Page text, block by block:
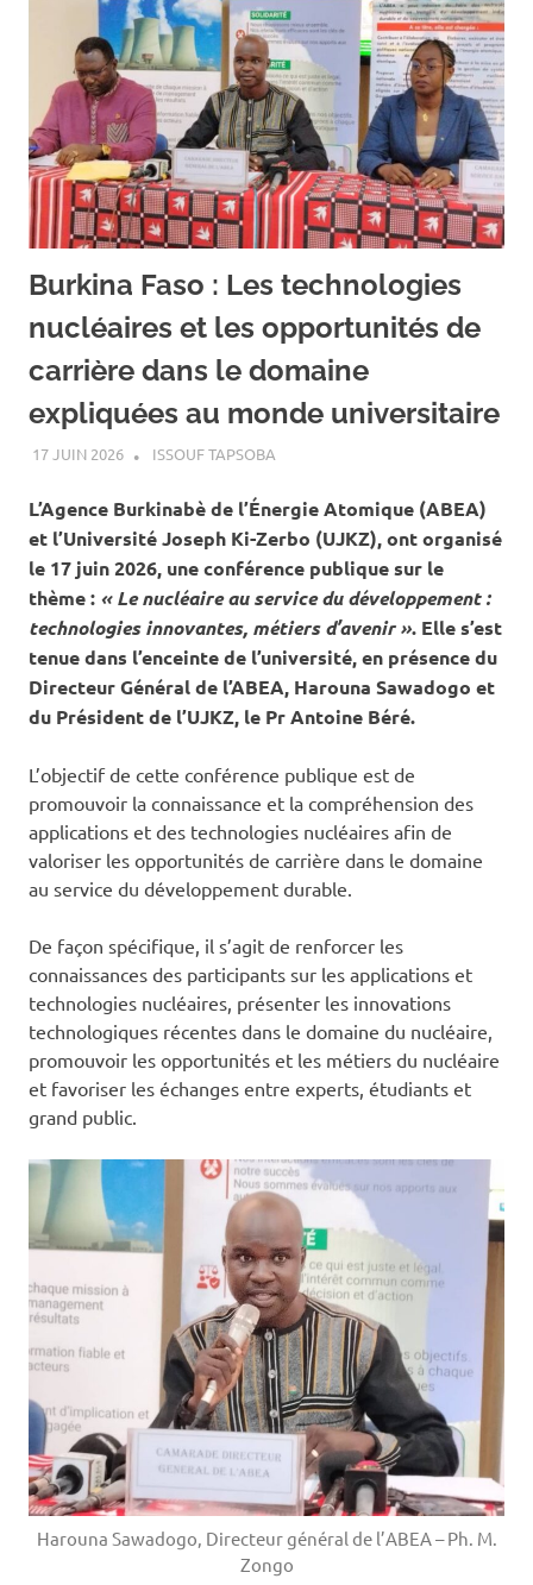
Burkina Faso : Les technologies
nucléaires et les opportunités de
carrière dans le domaine
expliquées au monde universitaire
17 JUIN 2026 ISSOUF TAPSOBA
L’Agence Burkinabè de l’Énergie Atomique (ABEA)
et l’Université Joseph Ki-Zerbo (UJKZ), ont organisé
le 17 juin 2026, une conférence publique sur le
thème : « Le nucléaire au service du développement :
technologies innovantes, métiers d’avenir ». Elle s’est
tenue dans l’enceinte de l’université, en présence du
Directeur Général de l’ABEA, Harouna Sawadogo et
du Président de l’UJKZ, le Pr Antoine Béré.
L’objectif de cette conférence publique est de
promouvoir la connaissance et la compréhension des
applications et des technologies nucléaires afin de
valoriser les opportunités de carrière dans le domaine
au service du développement durable.
De façon spécifique, il s’agit de renforcer les
connaissances des participants sur les applications et
technologies nucléaires, présenter les innovations
technologiques récentes dans le domaine du nucléaire,
promouvoir les opportunités et les métiers du nucléaire
et favoriser les échanges entre experts, étudiants et
grand public.
Harouna Sawadogo, Directeur général de l’ABEA – Ph. M.
Zongo